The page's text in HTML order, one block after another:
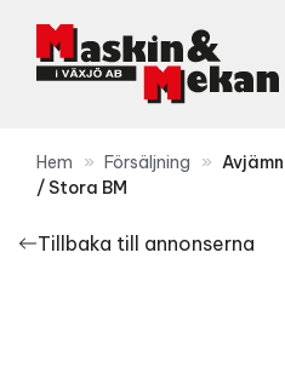
innehåll
Hem » Försäljning »
/ Stora BM
Tillbaka till annonserna